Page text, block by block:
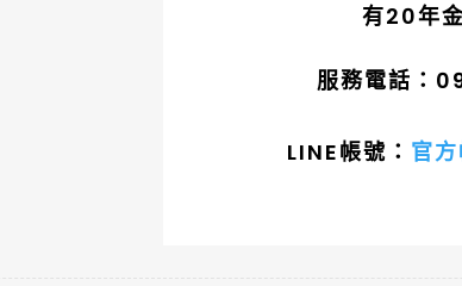
有20年
服務電話
LINE帳號： 官